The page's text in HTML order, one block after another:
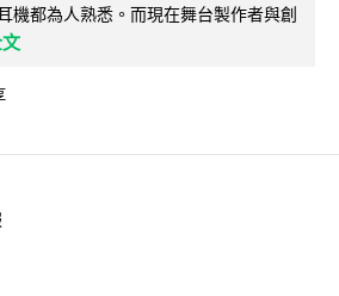
機都為人熟悉。而現在舞台製作者與創